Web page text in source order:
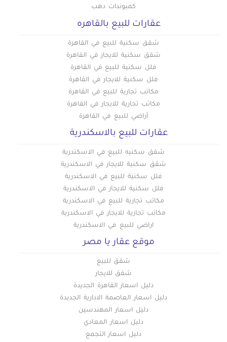
كمبوندات دهب
عقارات للبيع بالقاهره
شقق سكنية للبيع في القاهرة
شقق سكنية للايجار في القاهرة
فلل سكنية للبيع في القاهرة
فلل سكنية للايجار في القاهرة
مكاتب تجارية للبيع في القاهرة
مكاتب تجارية للايجار في القاهرة
أراضي للبيع في القاهرة
عقارات للبيع بالاسكندرية
شقق سكنيه للبيع في الاسكندرية
شقق سكنية للايجار في الاسكندرية
فلل سكنية للبيع في الاسكندرية
فلل سكنية للايجار في الاسكندرية
مكاتب تجارية للبيع في الاسكندرية
مكاتب تجارية للايجار في الاسكندرية
اراضي للبيع في الاسكندرية
موقع عقار يا مصر
شقق للبيع
شقق للايجار
دليل اسعار القاهرة الجديدة
دليل اسعار العاصمة الادارية الجديدة
دليل اسعار المهندسين
دليل اسعار المعادي
دليل اسعار التجمع